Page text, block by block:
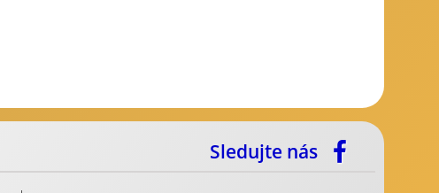
Sledujte nás